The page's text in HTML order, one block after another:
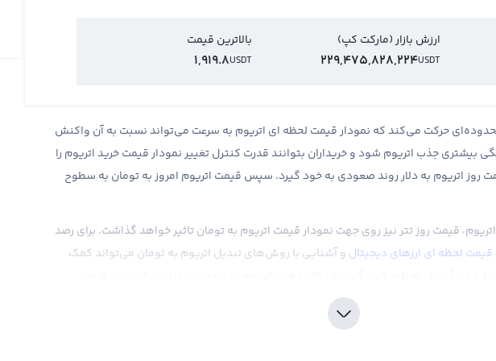
ارزش بازار (مارکت کپ)
USDT
229,475,828,224
بالاترین قیمت
USDT
1,919.8
محدوده‌ای حرکت می‌کند که نمودار قیمت لحظه ای اتریوم به سرعت می‌تواند نسبت به آن واکنش
بیشتری جذب اتریوم شود و خریداران بتوانند قدرت کنترل تغییر نمودار قیمت خرید اتریوم را
روز اتریوم به دلار روند صعودی به خود گیرد. سپس قیمت اتریوم امروز به تومان به سطوح
اتریوم، قیمت روز تتر نیز روی جهت نمودار قیمت اتریوم به تومان تاثیر خواهد گذاشت. برای رصد
قیمت لحظه ای ارزهای دیجیتال و آشنایی با روش‌های تبدیل اتریوم به تومان می‌تواند کمک